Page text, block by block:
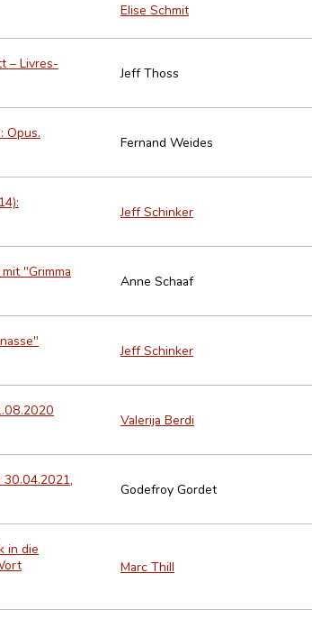
Elise Schmit
– Livres-
Jeff Thoss
Opus.
Fernand Weides
Jeff Schinker
"Grimma
Anne Schaaf
Jeff Schinker
Valerija Berdi
Godefroy Gordet
in die
Marc Thill